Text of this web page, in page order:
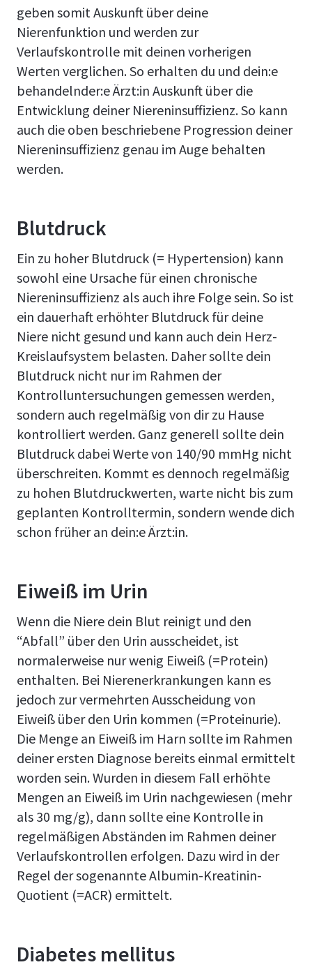
geben somit Auskunft über deine
Nierenfunktion und werden zur
Verlaufskontrolle mit deinen vorherigen
Werten verglichen. So erhalten du und dein:e
behandelnder:e Ärzt:in Auskunft über die
Entwicklung deiner Niereninsuffizienz. So kann
auch die oben beschriebene Progression deiner
Niereninsuffizienz genau im Auge behalten
werden.
Blutdruck
Ein zu hoher Blutdruck (= Hypertension) kann
sowohl eine Ursache für einen chronische
Niereninsuffizienz als auch ihre Folge sein. So ist
ein dauerhaft erhöhter Blutdruck für deine
Niere nicht gesund und kann auch dein Herz-
Kreislaufsystem belasten. Daher sollte dein
Blutdruck nicht nur im Rahmen der
Kontrolluntersuchungen gemessen werden,
sondern auch regelmäßig von dir zu Hause
kontrolliert werden. Ganz generell sollte dein
Blutdruck dabei Werte von 140/90 mmHg nicht
überschreiten. Kommt es dennoch regelmäßig
zu hohen Blutdruckwerten, warte nicht bis zum
geplanten Kontrolltermin, sondern wende dich
schon früher an dein:e Ärzt:in.
Eiweiß im Urin
Wenn die Niere dein Blut reinigt und den
“Abfall” über den Urin ausscheidet, ist
normalerweise nur wenig Eiweiß (=Protein)
enthalten. Bei Nierenerkrankungen kann es
jedoch zur vermehrten Ausscheidung von
Eiweiß über den Urin kommen (=Proteinurie).
Die Menge an Eiweiß im Harn sollte im Rahmen
deiner ersten Diagnose bereits einmal ermittelt
worden sein. Wurden in diesem Fall erhöhte
Mengen an Eiweiß im Urin nachgewiesen (mehr
als 30 mg/g), dann sollte eine Kontrolle in
regelmäßigen Abständen im Rahmen deiner
Verlaufskontrollen erfolgen. Dazu wird in der
Regel der sogenannte Albumin-Kreatinin-
Quotient (=ACR) ermittelt.
Diabetes mellitus